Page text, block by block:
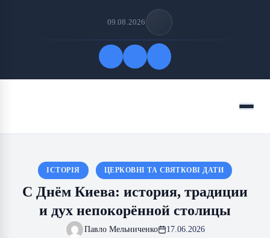
09.08.2026
Меню
ІСТОРІЯ ЦЕРКОВНІ ТА СВЯТКОВІ ДАТИ
С Днём Киева: история, традиции
и дух непокорённой столицы
Павло Мельниченко 17.06.2026